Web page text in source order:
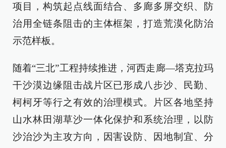
项目，构筑起点线面结合、多廊多屏交织、防
治用全链条阻击的主体框架，打造荒漠化防治
示范样板。
随着“三北”工程持续推进，河西走廊—塔克拉玛
干沙漠边缘阻击战片区已形成八步沙、民勤、
柯柯牙等行之有效的治理模式。片区各地坚持
山水林田湖草沙一体化保护和系统治理，以防
沙治沙为主攻方向，因害设防、因地制宜、分